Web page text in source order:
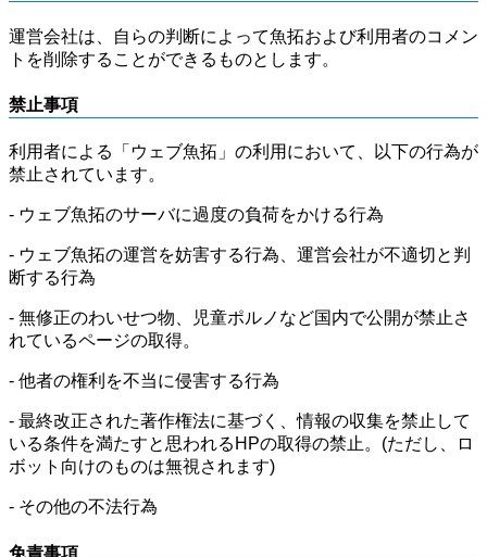
運営会社は、自らの判断によって魚拓および利用者のコメン
トを削除することができるものとします。
禁止事項
利用者による「ウェブ魚拓」の利用において、以下の行為が
禁止されています。
- ウェブ魚拓のサーバに過度の負荷をかける行為
- ウェブ魚拓の運営を妨害する行為、運営会社が不適切と判
断する行為
- 無修正のわいせつ物、児童ポルノなど国内で公開が禁止さ
れているページの取得。
- 他者の権利を不当に侵害する行為
- 最終改正された著作権法に基づく、情報の収集を禁止して
いる条件を満たすと思われるHPの取得の禁止。(ただし、ロ
ボット向けのものは無視されます)
- その他の不法行為
免責事項